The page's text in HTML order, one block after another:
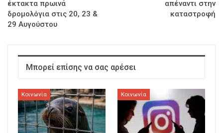
έκτακτα πρωινά
δρομολόγια στις 20, 23 &
29 Αυγούστου
απέναντι στην
καταστροφή
Μπορεί επίσης να σας αρέσει
Κοινωνία Κοινωνία